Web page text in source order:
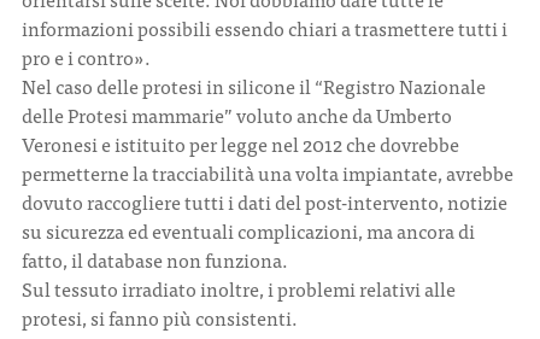
informazioni possibili essendo chiari a trasmettere tutti i
pro e i contro».
Nel caso delle protesi in silicone il “Registro Nazionale
delle Protesi mammarie” voluto anche da Umberto
Veronesi e istituito per legge nel 2012 che dovrebbe
permetterne la tracciabilità una volta impiantate, avrebbe
dovuto raccogliere tutti i dati del post-intervento, notizie
su sicurezza ed eventuali complicazioni, ma ancora di
fatto, il database non funziona.
Sul tessuto irradiato inoltre, i problemi relativi alle
protesi, si fanno più consistenti.